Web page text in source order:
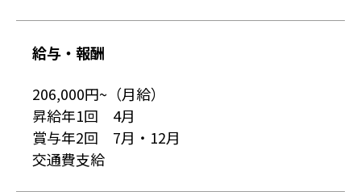
給与・報酬
206,000円~（月給）
昇給年1回 4月
賞与年2回 7月・12月
交通費支給